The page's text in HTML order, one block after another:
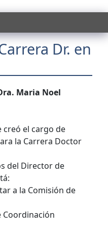
Dr. en
Maria Noel
creó el cargo de
la Carrera Doctor
del Director de
a la Comisión de
Coordinación